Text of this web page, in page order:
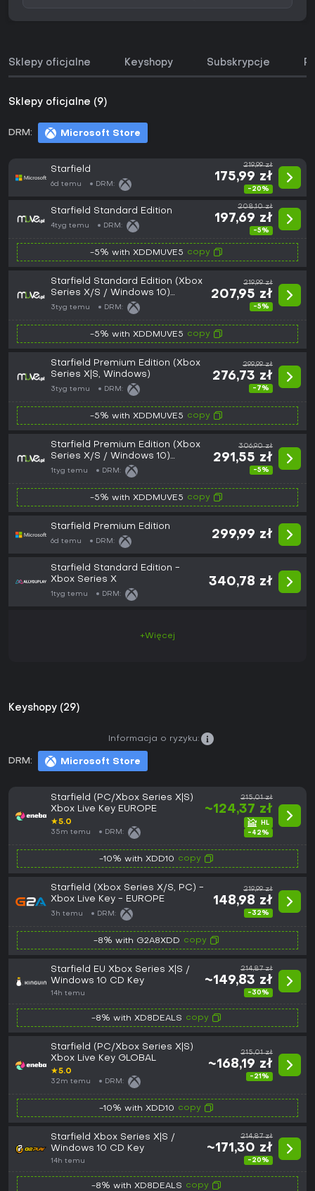
Sklepy oficjalne Keyshopy Subskrypcje
Sklepy oficjalne (9)
DRM: Microsoft Store
Starfield
6d temu DRM:
219,99 zł
175,99 zł
-20%
Starfield Standard Edition
4tyg temu DRM:
208,10 zł
197,69 zł
-5%
-5% with XDDMUVE5 copy
Starfield Standard Edition (Xbox
Series X/S / Windows 10)
(Europe)
3tyg temu DRM:
219,99 zł
207,95 zł
-5%
-5% with XDDMUVE5 copy
Starfield Premium Edition (Xbox
Series X|S, Windows)
3tyg temu DRM:
299,99 zł
276,73 zł
-7%
-5% with XDDMUVE5 copy
Starfield Premium Edition (Xbox
Series X/S / Windows 10)
(Europe)
1tyg temu DRM:
306,90 zł
291,55 zł
-5%
-5% with XDDMUVE5 copy
Starfield Premium Edition
6d temu DRM:
299,99 zł
Starfield Standard Edition -
Xbox Series X
1tyg temu DRM:
340,78 zł
+Więcej
Keyshopy (29)
DRM: Microsoft Store
Informacja o ryzyku:
Starfield (PC/Xbox Series X|S)
Xbox Live Key EUROPE
★5.0
35m temu DRM:
215,01 zł
~124,37 zł
-42%
-10% with XDD10 copy
Starfield (Xbox Series X/S, PC) -
Xbox Live Key - EUROPE
3h temu DRM:
219,99 zł
148,98 zł
-32%
-8% with G2A8XDD copy
Starfield EU Xbox Series X|S /
Windows 10 CD Key
14h temu
214,87 zł
~149,83 zł
-30%
-8% with XD8DEALS copy
Starfield (PC/Xbox Series X|S)
Xbox Live Key GLOBAL
★5.0
32m temu DRM:
215,01 zł
~168,19 zł
-21%
-10% with XDD10 copy
Starfield Xbox Series X|S /
Windows 10 CD Key
14h temu
214,87 zł
~171,30 zł
-20%
-8% with XD8DEALS copy